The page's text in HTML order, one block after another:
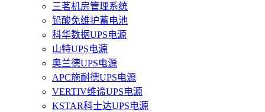
三茗机房管理系统
铅酸免维护蓄电池
科华数据UPS电源
山特UPS电源
奥兰德UPS电源
APC施耐德UPS电源
VERTIV维谛UPS电源
KSTAR科士达UPS电源